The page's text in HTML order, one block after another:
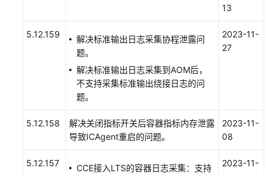
档
共
13
5.12.159
解决标准输出日志采集协程泄露问
题。
解决标准输出日志采集到AOM后，
不支持采集标准输出绕接日志的问
题。
2023-11-
27
5.12.158
解决关闭指标开关后容器指标内存泄露
导致ICAgent重启的问题。
2023-11-
08
5.12.157
CCE接入LTS的容器日志采集：支持
2023-11-